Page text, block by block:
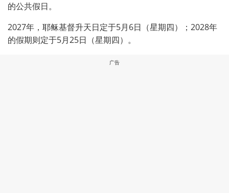
的公共假日。
2027年，耶稣基督升天日定于5月6日（星期四）；2028年
的假期则定于5月25日（星期四）。
广告